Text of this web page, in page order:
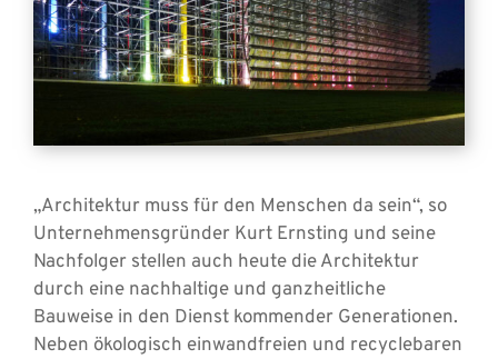
„Architektur muss für den Menschen da sein“, so
Unternehmensgründer Kurt Ernsting und seine
Nachfolger stellen auch heute die Architektur
durch eine nachhaltige und ganzheitliche
Bauweise in den Dienst kommender Generationen.
Neben ökologisch einwandfreien und recyclebaren